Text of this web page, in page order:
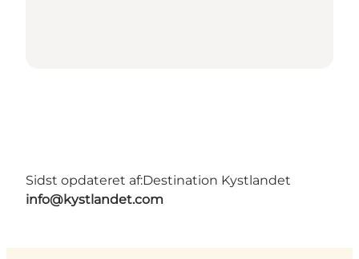
Sidst opdateret af:Destination Kystlandet
info@kystlandet.com